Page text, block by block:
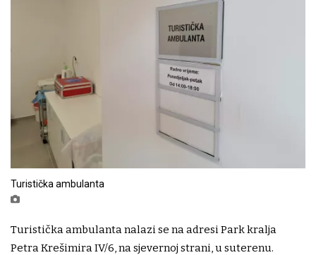
Turistička ambulanta
Turistička ambulanta nalazi se na adresi Park kralja
Petra Krešimira IV/6, na sjevernoj strani, u suterenu.